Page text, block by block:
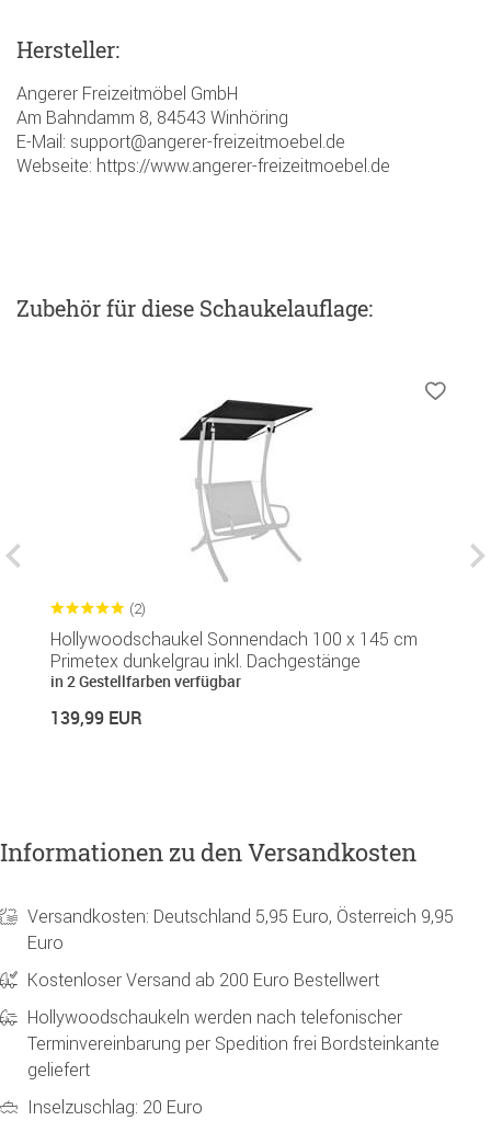
Hersteller:
Angerer Freizeitmöbel GmbH
Am Bahndamm 8, 84543 Winhöring
E-Mail: support@angerer-freizeitmoebel.de
Webseite: https://www.angerer-freizeitmoebel.de
Zubehörfür diese Schaukelauflage:
(2)
Hollywoodschaukel Sonnendach 100 x 145 cm
Primetex dunkelgrau inkl. Dachgestänge
in 2 Gestellfarben verfügbar
139,99 EUR
Informationen zu den Versandkosten
Versandkosten: Deutschland 5,95 Euro, Österreich 9,95
Euro
Kostenloser Versand ab 200 Euro Bestellwert
Hollywoodschaukeln werden nach telefonischer
Terminvereinbarung per Spedition frei Bordsteinkante
geliefert
Inselzuschlag: 20 Euro